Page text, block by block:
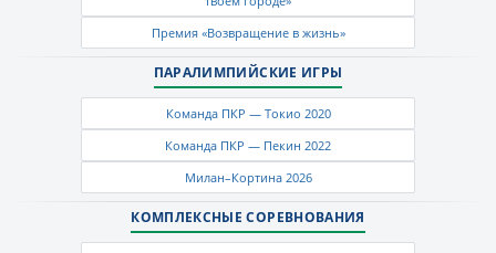
Премия «Возвращение в жизнь»
ПАРАЛИМПИЙСКИЕ ИГРЫ
Команда ПКР — Токио 2020
Команда ПКР — Пекин 2022
Милан–Кортина 2026
КОМПЛЕКСНЫЕ СОРЕВНОВАНИЯ